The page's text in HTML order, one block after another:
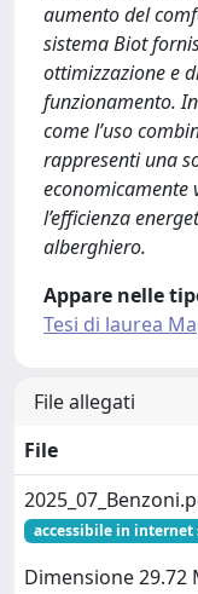
aumento del
sistema Biot
ottimizzazione e
funzionamento.
come l’uso
rappresenti una
economicamente
l’efficienza
alberghiero.
Appare nelle
Tesi di laurea
File allegati
File
accessibile in
Dimensione 29.72